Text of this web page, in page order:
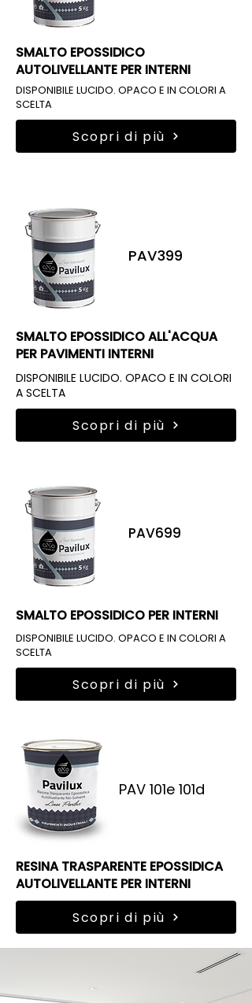
SMALTO EPOSSIDICO
AUTOLIVELLANTE PER INTERNI
DISPONIBILE LUCIDO. OPACO E IN COLORI A
SCELTA
Scopri di più
PAV399
SMALTO EPOSSIDICO ALL'ACQUA
PER PAVIMENTI INTERNI
DISPONIBILE LUCIDO. OPACO E IN COLORI
A SCELTA
Scopri di più
PAV699
SMALTO EPOSSIDICO PER INTERNI
DISPONIBILE LUCIDO. OPACO E IN COLORI A
SCELTA
Scopri di più
PAV 101e 101d
RESINA TRASPARENTE EPOSSIDICA
AUTOLIVELLANTE PER INTERNI
Scopri di più